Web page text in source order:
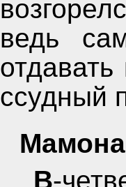
ведь
ссудный
В-